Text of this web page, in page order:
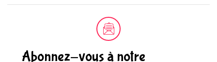
Abonnez-vous à notre